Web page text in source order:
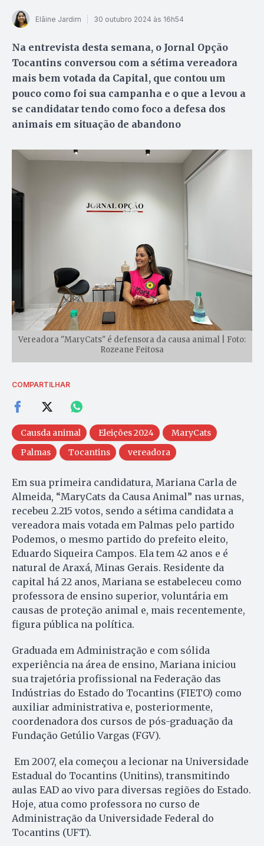
Elâine Jardim 30 outubro 2024 às 16h54
Na entrevista desta semana, o Jornal Opção
Tocantins conversou com a sétima vereadora
mais bem votada da Capital, que contou um
pouco como foi sua campanha e o que a levou a
se candidatar tendo como foco a defesa dos
animais em situação de abandono
Vereadora "MaryCats" é defensora da causa animal | Foto:
Rozeane Feitosa
COMPARTILHAR
Causda animal Eleições 2024
MaryCats
Palmas
Tocantins vereadora
Em sua primeira candidatura, Mariana Carla de
Almeida, “MaryCats da Causa Animal” nas urnas,
recebeu 2.215 votos, sendo a sétima candidata a
vereadora mais votada em Palmas pelo partido
Podemos, o mesmo partido do prefeito eleito,
Eduardo Siqueira Campos. Ela tem 42 anos e é
natural de Araxá, Minas Gerais. Residente da
capital há 22 anos, Mariana se estabeleceu como
professora de ensino superior, voluntária em
causas de proteção animal e, mais recentemente,
figura pública na política.
Graduada em Administração e com sólida
experiência na área de ensino, Mariana iniciou
sua trajetória profissional na Federação das
Indústrias do Estado do Tocantins (FIETO) como
auxiliar administrativa e, posteriormente,
coordenadora dos cursos de pós-graduação da
Fundação Getúlio Vargas (FGV).
Em 2007, ela começou a lecionar na Universidade
Estadual do Tocantins (Unitins), transmitindo
aulas EAD ao vivo para diversas regiões do Estado.
Hoje, atua como professora no curso de
Administração da Universidade Federal do
Tocantins (UFT).